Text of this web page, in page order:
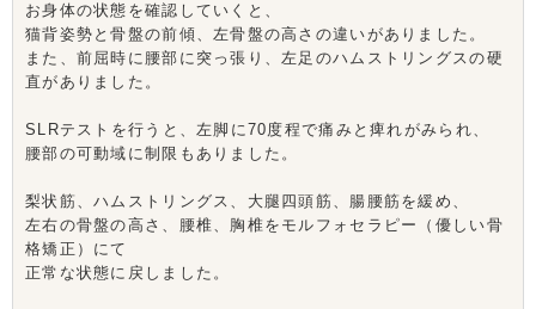
お身体の状態を確認していくと、
猫背姿勢と骨盤の前傾、左骨盤の高さの違いがありました。
また、前屈時に腰部に突っ張り、左足のハムストリングスの硬
直がありました。
SLRテストを行うと、左脚に70度程で痛みと痺れがみられ、
腰部の可動域に制限もありました。
梨状筋、ハムストリングス、大腿四頭筋、腸腰筋を緩め、
左右の骨盤の高さ、腰椎、胸椎をモルフォセラピー（優しい骨
格矯正）にて
正常な状態に戻しました。